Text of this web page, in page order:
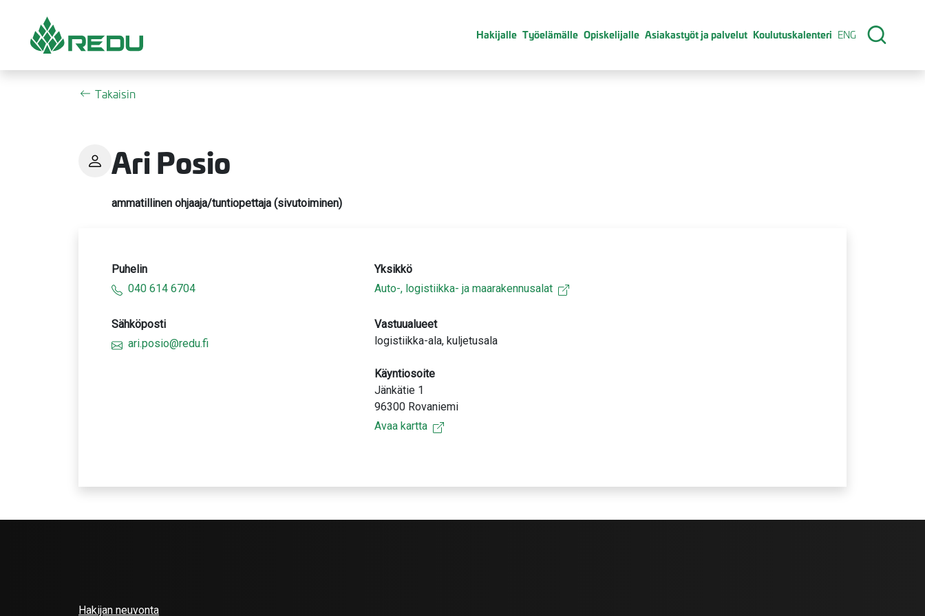
Hakijalle Työelämälle Opiskelijalle Asiakastyöt ja palvelut Koulutuskalenteri ENG
Takaisin
Ari Posio
ammatillinen ohjaaja/tuntiopettaja (sivutoiminen)
Puhelin
040 614 6704
Sähköposti
ari.posio@redu.fi
Yksikkö
Auto-, logistiikka- ja maarakennusalat
Vastuualueet
logistiikka-ala, kuljetusala
Käyntiosoite
Jänkätie 1
96300 Rovaniemi
Avaa kartta
Hakijan neuvonta